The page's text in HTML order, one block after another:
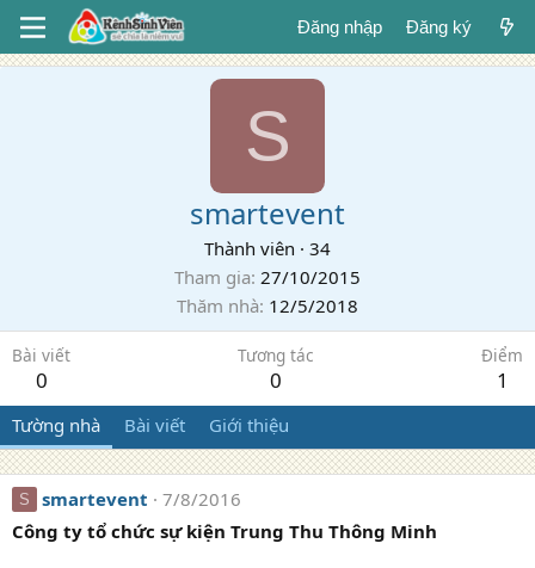
Đăng nhập Đăng ký
S
smartevent
Thành viên · 34
Tham gia 27/10/2015
Thăm nhà 12/5/2018
Bài viết
0
Tương tác
0
Điểm
1
Tường nhà Bài viết Giới thiệu
S smartevent
7/8/2016
Công ty tổ chức sự kiện Trung Thu Thông Minh